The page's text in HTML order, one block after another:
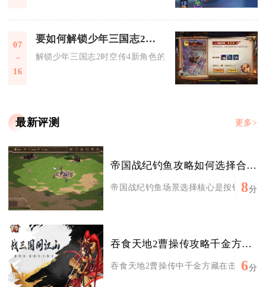
07
16
要如何解锁少年三国志2时空传4的新角色
解锁少年三国志2时空传4新角色的完整流程为完美通关冲霄
最新评测 更多>
帝国战纪钓鱼攻略如何选择合适的钓鱼场景
帝国战纪钓鱼场景选择核心是按钓竿等
8分
吞食天地2曹操传攻略千金方藏在什么地方
吞食天地2曹操传中千金方藏在击败马
6分